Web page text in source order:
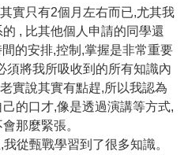
實只有2個月左右而已,尤其我
, 比其他個人申請的同學還
的安排,控制,掌握是非常重要
須將我所吸收到的所有知識內
實說其實有點趕,所以我認為
的口才,像是透過演講等方式,
那麼緊張。
從甄戰學習到了很多知識。